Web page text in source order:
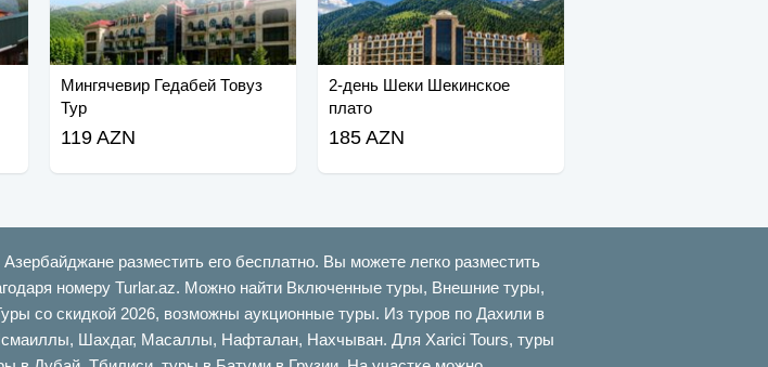
Мингячевир Гедабей Товуз
Тур
119 AZN
2-день Шеки Шекинское
плато
185 AZN
разместить его бесплатно. Вы можете легко разместить
номеру Turlar.az. Можно найти Включенные туры, Внешние туры,
со скидкой 2026, возможны аукционные туры. Из туров по Дахили в
Шахдаг, Масаллы, Нафталан, Нахчыван. Для Xarici Tours, туры